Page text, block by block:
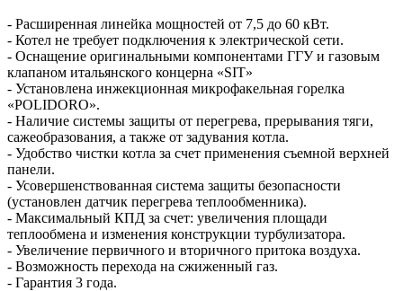
- Расширенная линейка мощностей от 7,5 до 60 кВт.
- Котел не требует подключения к электрической сети.
- Оснащение оригинальными компонентами ГГУ и газовым
клапаном итальянского концерна «SIT»
- Установлена инжекционная микрофакельная горелка
«POLIDORO».
- Наличие системы защиты от перегрева, прерывания тяги,
сажеобразования, а также от задувания котла.
- Удобство чистки котла за счет применения съемной верхней
панели.
- Усовершенствованная система защиты безопасности
(установлен датчик перегрева теплообменника).
- Максимальный КПД за счет: увеличения площади
теплообмена и изменения конструкции турбулизатора.
- Увеличение первичного и вторичного притока воздуха.
- Возможность перехода на сжиженный газ.
- Гарантия 3 года.